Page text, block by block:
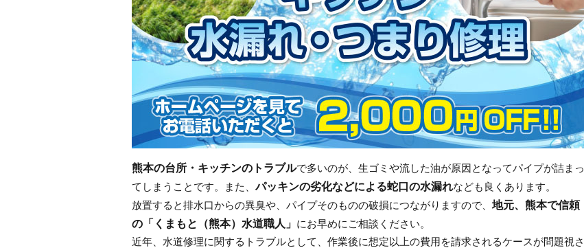
熊本の台所・キッチンのトラブルで多いのが、生ゴミや流した油が原因となってパイプが詰まっ
てしまうことです。また、パッキンの劣化などによる蛇口の水漏れなども良くあります。
放置すると排水口からの異臭や、パイプそのものの破損につながりますので、 地元、熊本で信頼
の「くまもと（熊本）水道職人」 にお早めにご相談ください。
近年、水道修理に関するトラブルとして、作業後に想定以上の費用を請求されるケースが問題視さ